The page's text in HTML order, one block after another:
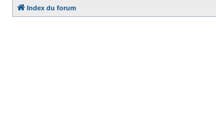
Index du forum